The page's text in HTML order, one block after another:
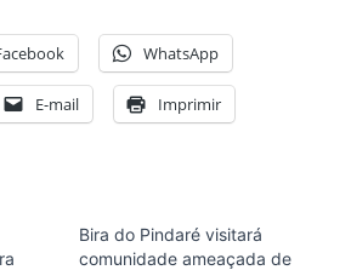
WhatsApp
E-mail Imprimir
Bira do Pindaré visitará
comunidade ameaçada de